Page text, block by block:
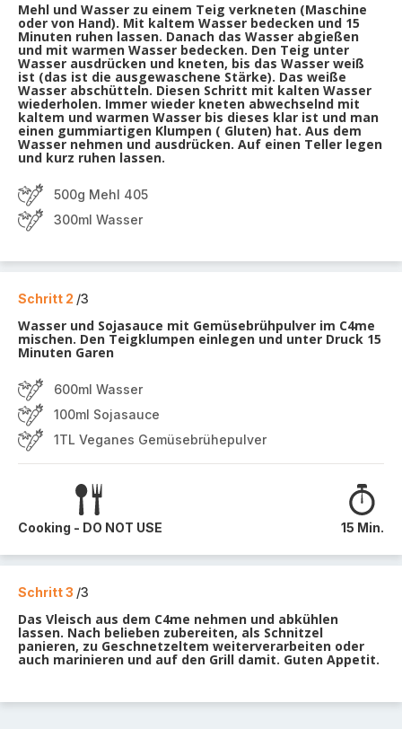
Mehl und Wasser zu einem Teig verkneten (Maschine
oder von Hand). Mit kaltem Wasser bedecken und 15
Minuten ruhen lassen. Danach das Wasser abgießen
und mit warmen Wasser bedecken. Den Teig unter
Wasser ausdrücken und kneten, bis das Wasser weiß
ist (das ist die ausgewaschene Stärke). Das weiße
Wasser abschütteln. Diesen Schritt mit kalten Wasser
wiederholen. Immer wieder kneten abwechselnd mit
kaltem und warmen Wasser bis dieses klar ist und man
einen gummiartigen Klumpen ( Gluten) hat. Aus dem
Wasser nehmen und ausdrücken. Auf einen Teller legen
und kurz ruhen lassen.
500g Mehl 405
300ml Wasser
Schritt 2 /3
Wasser und Sojasauce mit Gemüsebrühpulver im C4me
mischen. Den Teigklumpen einlegen und unter Druck 15
Minuten Garen
600ml Wasser
100ml Sojasauce
1TL Veganes Gemüsebrühepulver
Cooking - DO NOT USE 15 Min.
Schritt 3 /3
Das Vleisch aus dem C4me nehmen und abkühlen
lassen. Nach belieben zubereiten, als Schnitzel
panieren, zu Geschnetzeltem weiterverarbeiten oder
auch marinieren und auf den Grill damit. Guten Appetit.